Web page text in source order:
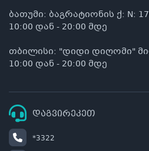
ბათუმი: ბაგრატიონის ქ: N:
10:00 დან - 20:00 მდე
თბილისი: "დიდი დიღომი"
10:00 დან - 20:00 მდე
დაგვირეკეთ
*3322